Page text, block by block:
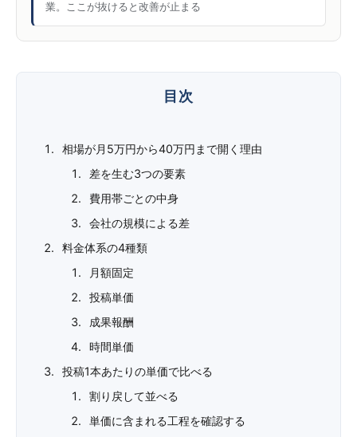
業。ここが抜けると改善が止まる
相場が月5万円から40万円まで開く理由
差を生む3つの要素
費用帯ごとの中身
会社の規模による差
料金体系の4種類
月額固定
投稿単価
成果報酬
時間単価
投稿1本あたりの単価で比べる
割り戻して並べる
単価に含まれる工程を確認する